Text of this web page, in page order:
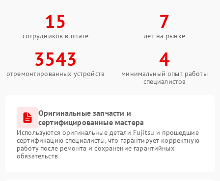
15
сотрудников в штате
7
лет на рынке
3543
отремонтированных устройств
4
минимальный опыт работы
специалистов
Оригинальные запчасти и
сертифицированные мастера
Используются оригинальные детали Fujitsu и прошедшие
сертификацию специалисты, что гарантирует корректную
работу после ремонта и сохранение гарантийных
обязательств